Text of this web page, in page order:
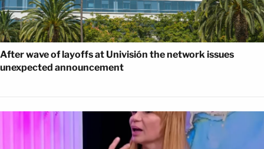
After wave of layoffs at Univisión the network issues
unexpected announcement